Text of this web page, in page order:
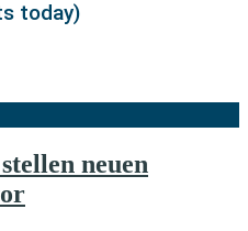
today)
neuen